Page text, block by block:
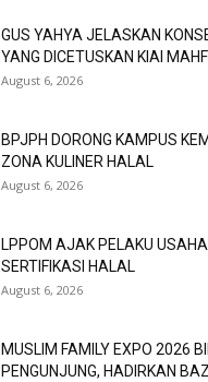
GUS YAHYA JELASKAN
YANG DICETUSKAN KIAI
August 6, 2026
BPJPH DORONG KAMPUS
ZONA KULINER HALAL
August 6, 2026
LPPOM AJAK PELAKU
SERTIFIKASI HALAL
August 6, 2026
MUSLIM FAMILY EXPO 2026
PENGUNJUNG, HADIRKAN